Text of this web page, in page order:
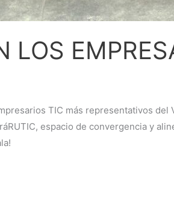
LOS
TIC más representativos
espacio de convergencia y